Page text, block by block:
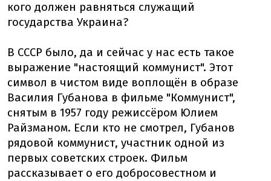
кого должен равняться служащий
государства Украина?
В СССР было, да и сейчас у нас есть такое
выражение "настоящий коммунист". Этот
символ в чистом виде воплощён в образе
Василия Губанова в фильме "Коммунист",
снятым в 1957 году режиссёром Юлием
Райзманом. Если кто не смотрел, Губанов
рядовой коммунист, участник одной из
первых советских строек. Фильм
рассказывает о его добросовестном и